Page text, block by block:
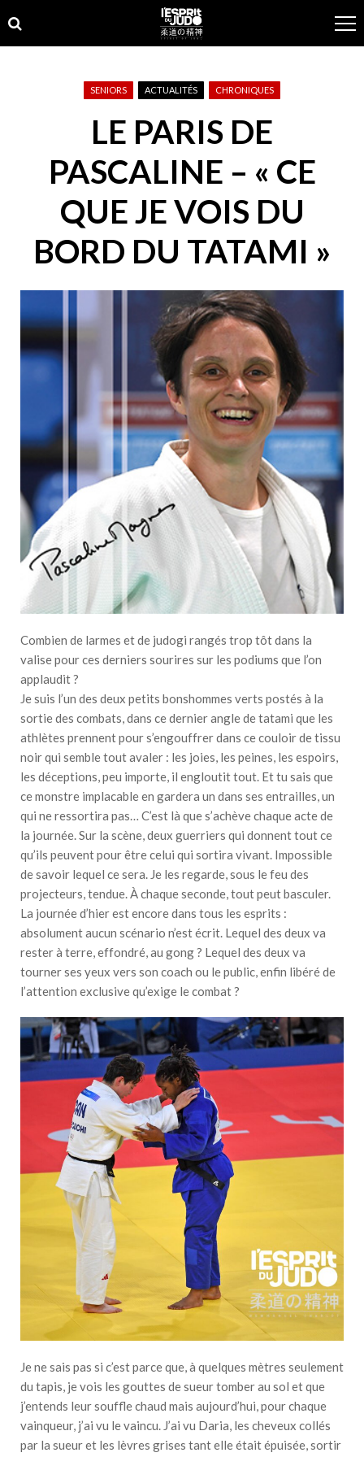
to
navigation
to
content
SENIORS ACTUALITÉS CHRONIQUES
LE PARIS DE
PASCALINE – « CE
QUE JE VOIS DU
BORD DU TATAMI »
Combien de larmes et de judogi rangés trop tôt dans la
valise pour ces derniers sourires sur les podiums que l’on
applaudit ?
Je suis l’un des deux petits bonshommes verts postés à la
sortie des combats, dans ce dernier angle de tatami que les
athlètes prennent pour s’engouffrer dans ce couloir de tissu
noir qui semble tout avaler : les joies, les peines, les espoirs,
les déceptions, peu importe, il engloutit tout. Et tu sais que
ce monstre implacable en gardera un dans ses entrailles, un
qui ne ressortira pas… C’est là que s’achève chaque acte de
la journée. Sur la scène, deux guerriers qui donnent tout ce
qu’ils peuvent pour être celui qui sortira vivant. Impossible
de savoir lequel ce sera. Je les regarde, sous le feu des
projecteurs, tendue. À chaque seconde, tout peut basculer.
La journée d’hier est encore dans tous les esprits :
absolument aucun scénario n’est écrit. Lequel des deux va
rester à terre, effondré, au gong ? Lequel des deux va
tourner ses yeux vers son coach ou le public, enfin libéré de
l’attention exclusive qu’exige le combat ?
Je ne sais pas si c’est parce que, à quelques mètres seulement
du tapis, je vois les gouttes de sueur tomber au sol et que
j’entends leur souffle chaud mais aujourd’hui, pour chaque
vainqueur, j’ai vu le vaincu. J’ai vu Daria, les cheveux collés
par la sueur et les lèvres grises tant elle était épuisée, sortir